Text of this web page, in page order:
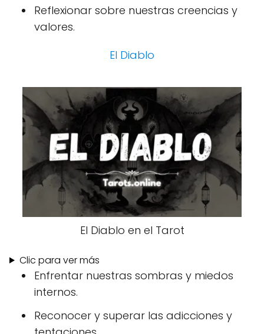
Reflexionar sobre nuestras creencias y
valores.
El Diablo
El Diablo en el Tarot
Clic para ver más
Enfrentar nuestras sombras y miedos
internos.
Reconocer y superar las adicciones y